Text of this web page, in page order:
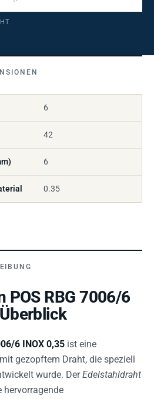
6
42
6
0.35
POS RBG 7006/6
6 INOX 0,35 ist eine
gezopftem Draht, die speziell
wurde. DerEdelstahldraht
hervorragende